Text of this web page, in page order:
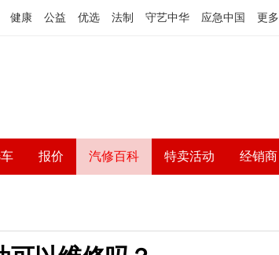
健康 公益 优选 法制 守艺中华 应急中国 更多
报价 汽修百科 特卖活动 经销商